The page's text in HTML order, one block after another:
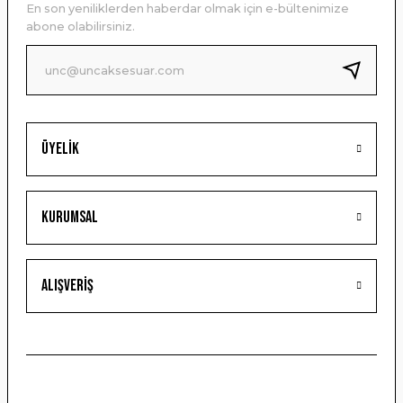
Ürün bilgilerinde hatalar bulunuyor.
Ürün fiyatı diğer sitelerden daha pahalı.
Bu ürüne benzer farklı alternatifler olmalı.
Gönder
Üyelik
Kurumsal
Alışveriş
En son yeniliklerden haberdar olmak için e-bültenimize
abone olabilirsiniz.